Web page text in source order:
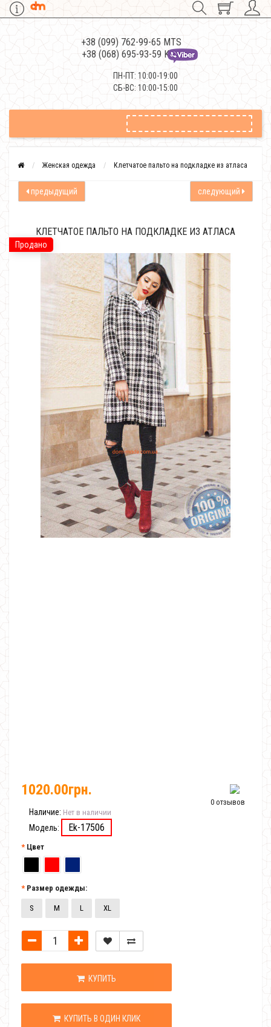
+38 (099) 762-99-65 MTS
+38 (068) 695-93-59 Kievstar
ПН-ПТ: 10:00-19:00
СБ-ВС: 10:00-15:00
Женская одежда Клетчатое пальто на подкладке из атласа
предыдущий следующий
Продано
КЛЕТЧАТОЕ ПАЛЬТО НА ПОДКЛАДКЕ ИЗ АТЛАСА
0 отзывов
1020.00грн.
Наличие: Нет в наличии
Модель: Ek-17506
Цвет
Размер одежды:
S M L XL
КУПИТЬ
КУПИТЬ В ОДИН КЛИК